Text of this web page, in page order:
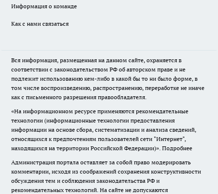
Информация о команде
Как с нами связаться
Вся информация, размещенная на данном сайте, охраняется в
соответствии с законодательством РФ об авторском праве и не
подлежит использованию кем-либо в какой бы то ни было форме, в
том числе воспроизведению, распространению, переработке не иначе
как с письменного разрешения правообладателя.
«На информационном ресурсе применяются рекомендательные
технологии (информационные технологии предоставления
информации на основе сбора, систематизации и анализа сведений,
относящихся к предпочтениям пользователей сети "Интернет",
находящихся на территории Российской Федерации)». Подробнее
Администрация портала оставляет за собой право модерировать
комментарии, исходя из соображений сохранения конструктивности
обсуждения тем и соблюдения законодательства РФ и
рекомендательных технологий. На сайте не допускаются